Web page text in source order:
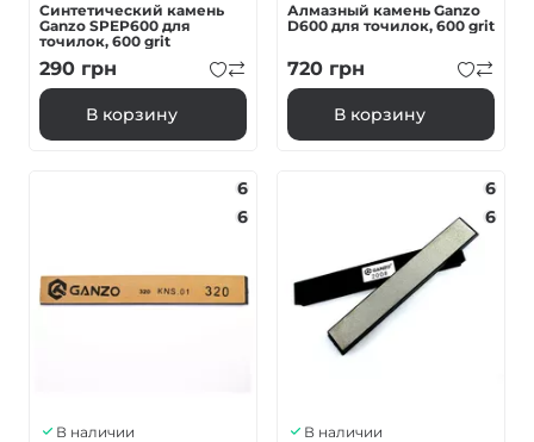
Синтетический камень
Ganzo SPEP600 для
точилок, 600 grit
290 грн
В корзину
Алмазный камень Ganzo
D600 для точилок, 600 grit
720 грн
В корзину
6
6
В наличии
6
6
В наличии